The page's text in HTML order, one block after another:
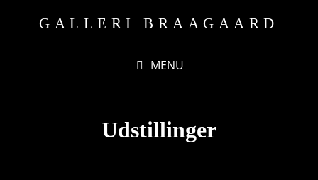
GALLERI BRAAGAARD
MENU
Udstillinger